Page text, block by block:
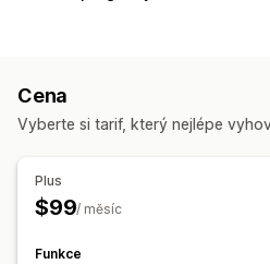
Ochrana proti podvodům
Cena
Vyberte si tarif, který nejlépe
Plus
$99/ měsíc
Funkce